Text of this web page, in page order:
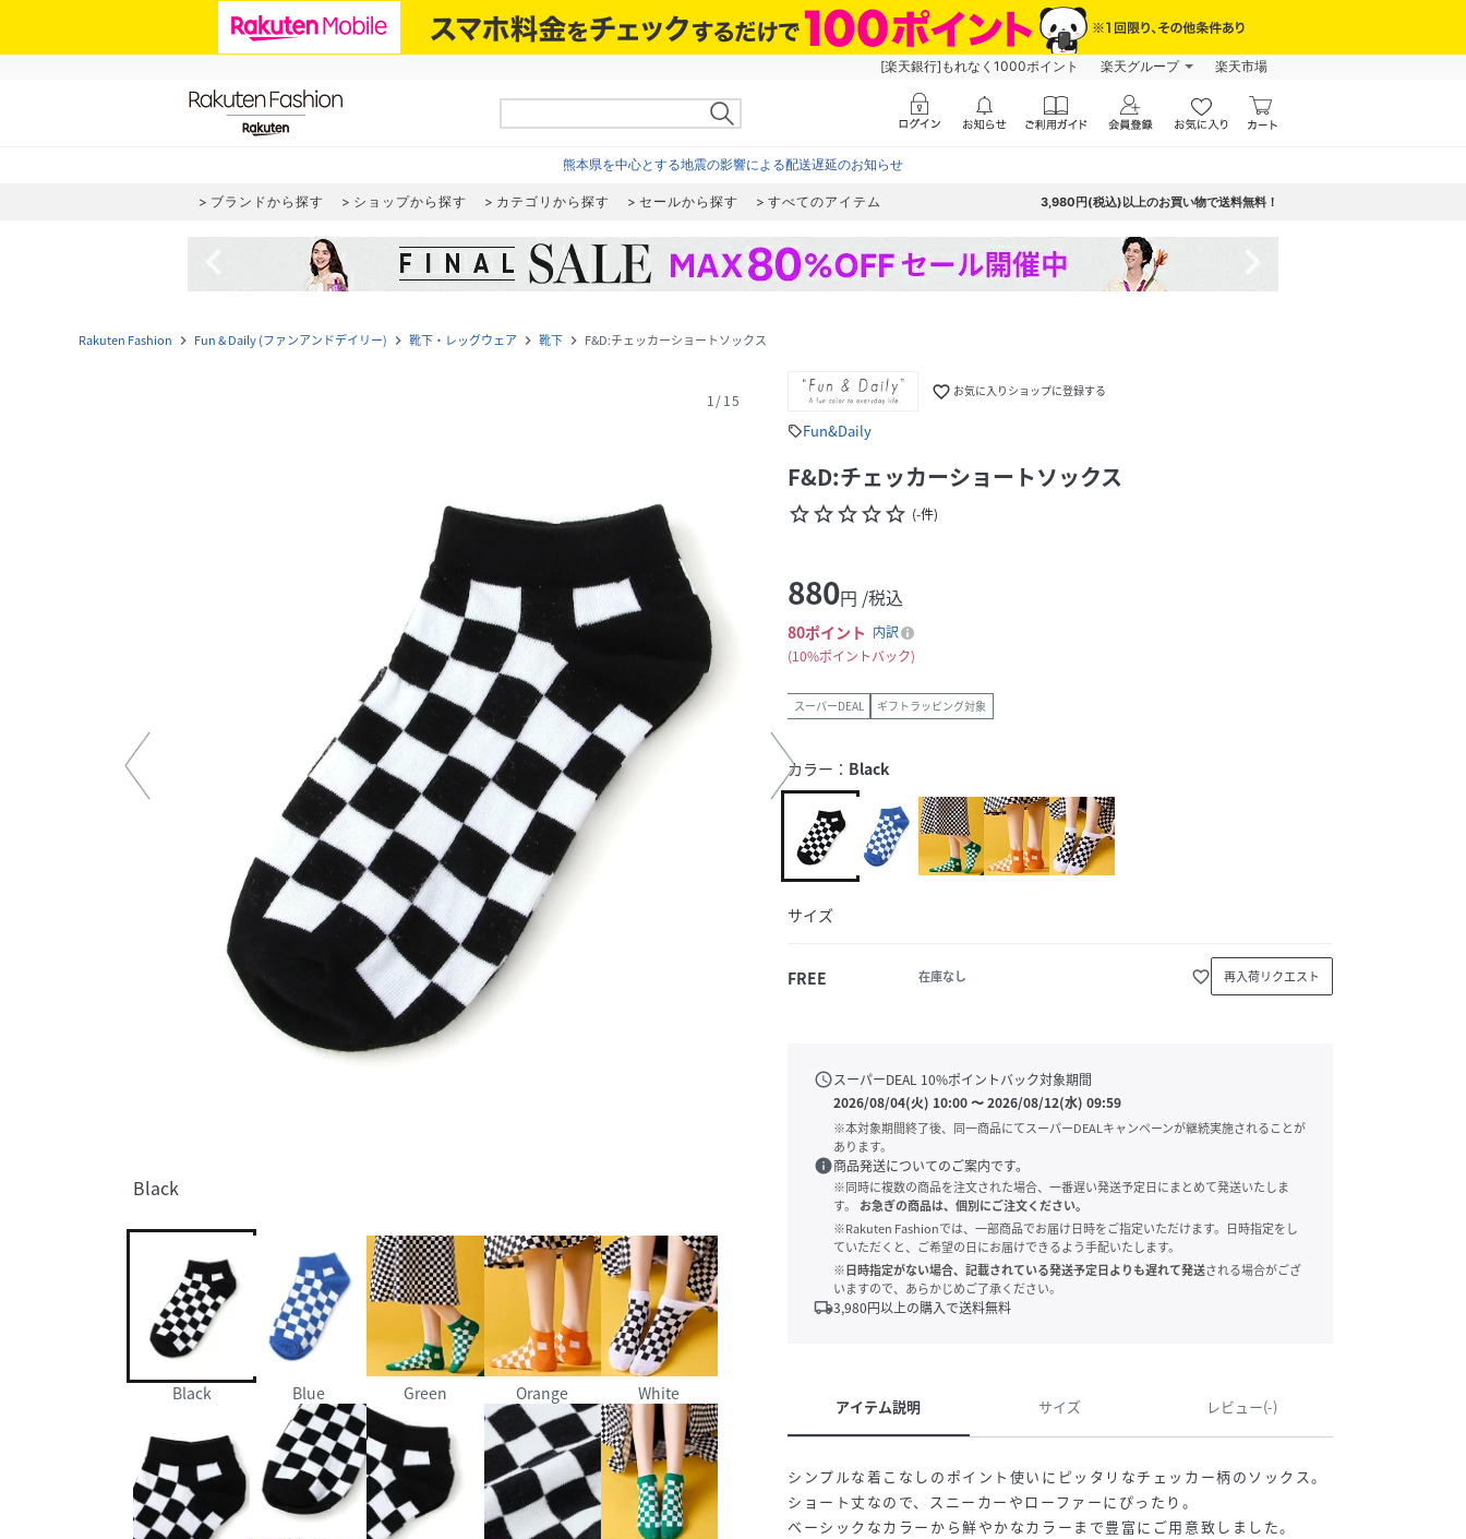
[楽天銀行]もれなく1000ポイント 楽天グループ 楽天市場
熊本県を中心とする地震の影響による配送遅延のお知らせ
ブランドから探す ショップから探す カテゴリから探す セールから探す すべてのアイテム 3,980円(税込)以上のお買い物で送料無料！
Rakuten Fashion navigate_next Fun & Daily (ファンアンドデイリー) navigate_next 靴下・レッグウェア navigate_next 靴下 navigate_next F&D:チェッカーショートソックス
1/15
Black
Black Blue Green Orange White
favorite_border お気に入りショップに登録する
sellFun&Daily
F&D:チェッカーショートソックス
star_borderstar_borderstar_borderstar_borderstar_border (-件)
880円 /税込
80ポイント 内訳
10%ポイントバック
スーパーDEAL ギフトラッピング対象
カラー： Black
サイズ
FREE 在庫なし favorite_border 再入荷リクエスト
scheduleスーパーDEAL 10%ポイントバック対象期間
2026/08/04(火) 10:00〜2026/08/12(水) 09:59
※本対象期間終了後、同一商品にてスーパーDEALキャンペーンが継続実施されることが
あります。
info商品発送についてのご案内です。
※同時に複数の商品を注文された場合、一番遅い発送予定日にまとめて発送いたしま
す。
お急ぎの商品は、個別にご注文ください。
※Rakuten Fashionでは、一部商品でお届け日時をご指定いただけます。日時指定をし
ていただくと、ご希望の日にお届けできるよう手配いたします。
※日時指定がない場合、記載されている発送予定日よりも遅れて発送される場合がござ
いますので、あらかじめご了承ください。
local_shipping3,980円以上の購入で送料無料
アイテム説明 サイズ レビュー(-)
シンプルな着こなしのポイント使いにピッタリなチェッカー柄のソックス。
ショート丈なので、スニーカーやローファーにぴったり。
ベーシックなカラーから鮮やかなカラーまで豊富にご用意致しました。